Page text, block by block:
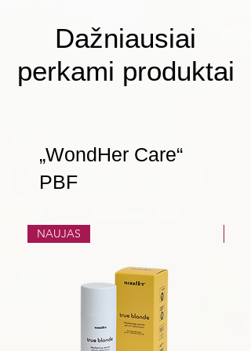
Dažniausiai
perkami produktai
„WondHer Care“
PBF
NAUJAS